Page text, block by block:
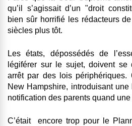
qu’il s’agissait d’un "droit
bien sûr horrifié les rédacteurs
siècles plus tôt.
Les états, dépossédés de
légiférer sur le sujet, doivent se
arrêt par des lois périphériques.
New Hampshire, introduisant
notification des parents quand
C’était encore trop pour le